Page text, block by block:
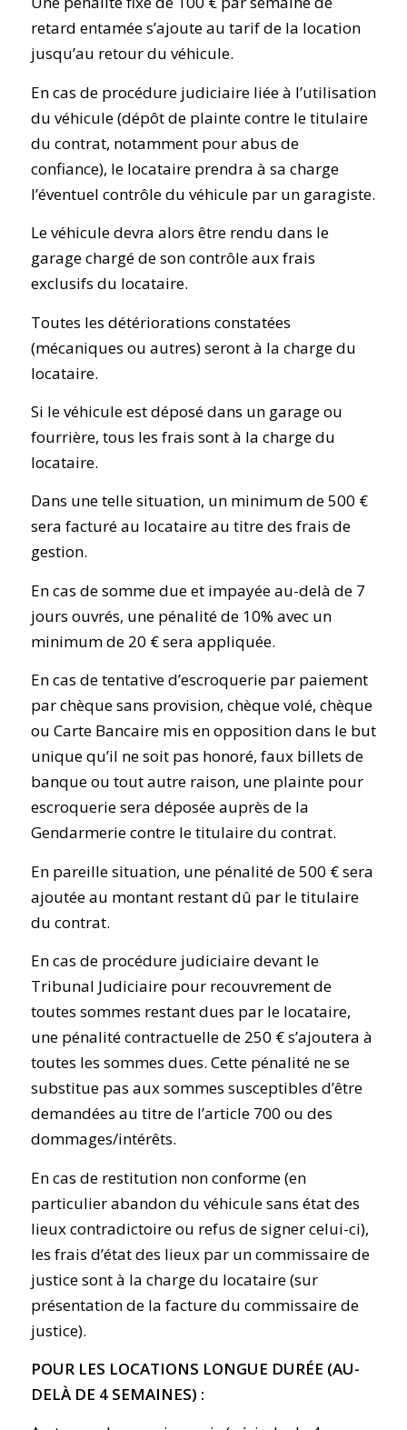
retard entamée s’ajoute au tarif de la location
jusqu’au retour du véhicule.
En cas de procédure judiciaire liée à l’utilisation
du véhicule (dépôt de plainte contre le titulaire
du contrat, notamment pour abus de
confiance), le locataire prendra à sa charge
l’éventuel contrôle du véhicule par un garagiste.
Le véhicule devra alors être rendu dans le
garage chargé de son contrôle aux frais
exclusifs du locataire.
Toutes les détériorations constatées
(mécaniques ou autres) seront à la charge du
locataire.
Si le véhicule est déposé dans un garage ou
fourrière, tous les frais sont à la charge du
locataire.
Dans une telle situation, un minimum de 500 €
sera facturé au locataire au titre des frais de
gestion.
En cas de somme due et impayée au-delà de 7
jours ouvrés, une pénalité de 10% avec un
minimum de 20 € sera appliquée.
En cas de tentative d’escroquerie par paiement
par chèque sans provision, chèque volé, chèque
ou Carte Bancaire mis en opposition dans le but
unique qu’il ne soit pas honoré, faux billets de
banque ou tout autre raison, une plainte pour
escroquerie sera déposée auprès de la
Gendarmerie contre le titulaire du contrat.
En pareille situation, une pénalité de 500 € sera
ajoutée au montant restant dû par le titulaire
du contrat.
En cas de procédure judiciaire devant le
Tribunal Judiciaire pour recouvrement de
toutes sommes restant dues par le locataire,
une pénalité contractuelle de 250 € s’ajoutera à
toutes les sommes dues. Cette pénalité ne se
substitue pas aux sommes susceptibles d’être
demandées au titre de l’article 700 ou des
dommages/intérêts.
En cas de restitution non conforme (en
particulier abandon du véhicule sans état des
lieux contradictoire ou refus de signer celui-ci),
les frais d’état des lieux par un commissaire de
justice sont à la charge du locataire (sur
présentation de la facture du commissaire de
justice).
POUR LES LOCATIONS LONGUE DURÉE (AU-
DELÀ DE 4 SEMAINES) :